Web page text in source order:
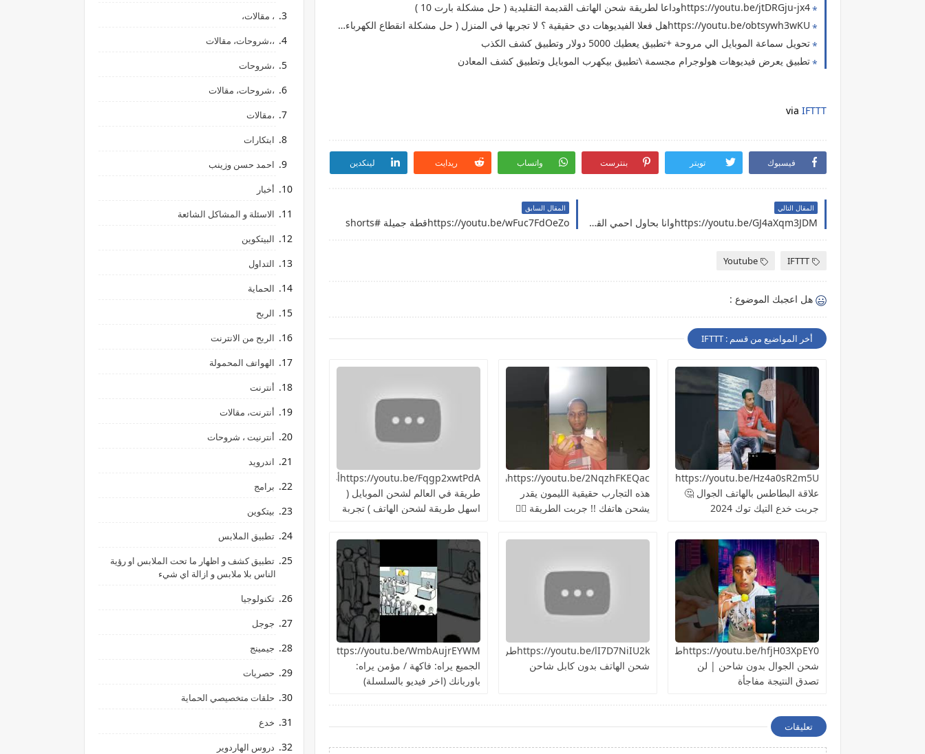
https://youtu.be/jtDRGju-jx4وداعا لطريقة شحن الهاتف القديمة التقليدية ( حل مشكلة بارت 10 )
https://youtu.be/obtsywh3wKUهل فعلا الفيديوهات دي حقيقية ؟ لا تجربها في المنزل ( حل مشكلة انقطاع الكهرباء 9 )
تحويل سماعة الموبايل الي مروحة +تطبيق يعطيك 5000 دولار وتطبيق كشف الكذب
تطبيق يعرض فيديوهات هولوجرام مجسمة \تطبيق بيكهرب الموبايل وتطبيق كشف المعادن
via IFTTT
فيسبوك تويتر بنترست واتساب ريدايت لينكدين
المقال التالي
https://youtu.be/GJ4aXqm3JDMوانا بحاول احمي القرد #shorts
المقال السابق
https://youtu.be/wFuc7FdOeZoقطة جميلة #shorts
IFTTT
Youtube
هل اعجبك الموضوع :
أخر المواضيع من قسم : IFTTT
علاقة البطاطس بالهاتف الجوال 🤔
جربت خدع التيك توك 2024
https://youtu.be/2NqzhFKEQacهل
هذه التجارب حقيقية الليمون يقدر
يشحن هاتفك !! جربت الطريقة 👍🏻
https://youtu.be/Fqgp2xwtPdAأغرب
طريقة في العالم لشحن الموبايل (
اسهل طريقة لشحن الهاتف ) تجربة
https://youtu.be/hfjH03XpEY0طريقة
شحن الجوال بدون شاحن | لن
تصدق النتيجة مفاجأة
https://youtu.be/lI7D7NiIU2kطريقة
شحن الهاتف بدون كابل شاحن
الجميع يراه: فاكهة / مؤمن يراه:
باوربانك (اخر فيديو بالسلسلة)
تعليقات
، مقالات،
،،شروحات، مقالات
،شروحات
،شروحات، مقالات
،مقالات
ابتكارات
احمد حسن وزينب
أخبار
الاسئلة و المشاكل الشائعة
البيتكوين
التداول
الحماية
الربح
الربح من الانترنت
الهواتف المحمولة
أنترنت
أنترنت، مقالات
أنترنيت ، شروحات
اندرويد
برامج
بيتكوين
تطبيق الملابس
تطبيق كشف و اظهار ما تحت الملابس او رؤية
الناس بلا ملابس و ازالة اي شيء
تكنولوجيا
جوجل
جيمينج
حصريات
حلقات متخصيصي الحماية
خدع
دروس الهاردوير